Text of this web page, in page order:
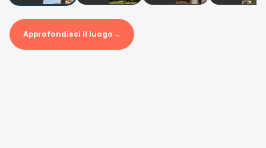
Approfondisci il luogo→